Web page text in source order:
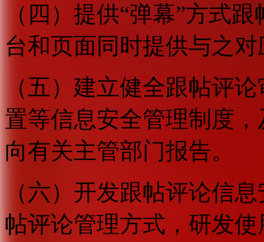
（四）提供“弹幕”方式
台和页面同时提供与之
（五）建立健全跟帖评
置等信息安全管理制度
向有关主管部门报告。
（六）开发跟帖评论信
帖评论管理方式，研发